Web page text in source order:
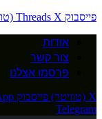
פייסבוק
Threads X (טוויטר)
אודות
צור קשר
פרסמו אצלנו
X (טוויטר) פייסבוק
Telegram